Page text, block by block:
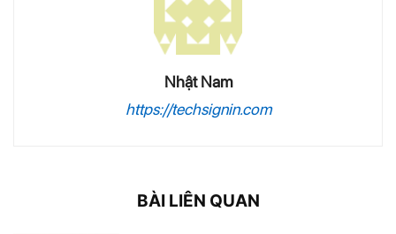
Nhật Nam
https://techsignin.com
BÀI LIÊN QUAN